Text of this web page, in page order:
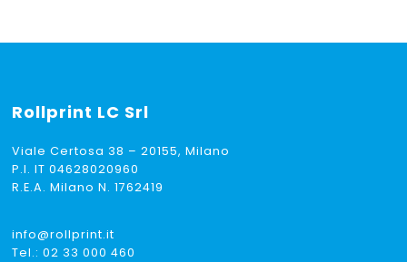
Rollprint LC Srl
Viale Certosa 38 – 20155, Milano
P.I. IT 04628020960
R.E.A. Milano N. 1762419
info@rollprint.it
Tel.:02 33 000 460